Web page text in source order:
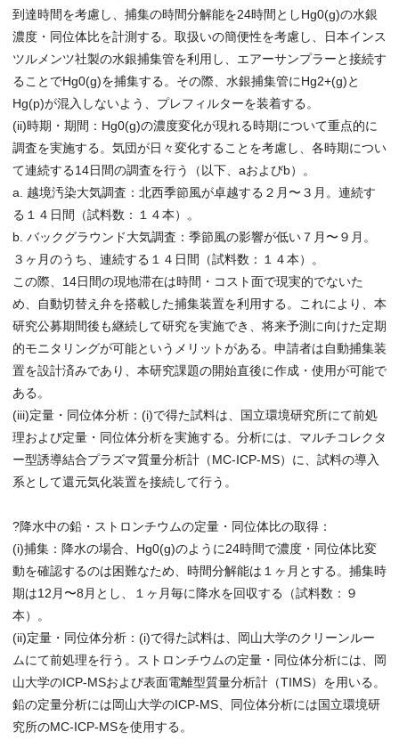
到達時間を考慮し、捕集の時間分解能を24時間としHg0(g)の水銀
濃度・同位体比を計測する。取扱いの簡便性を考慮し、日本インス
ツルメンツ社製の水銀捕集管を利用し、エアーサンプラーと接続す
ることでHg0(g)を捕集する。その際、水銀捕集管にHg2+(g)と
Hg(p)が混入しないよう、プレフィルターを装着する。
(ii)時期・期間：Hg0(g)の濃度変化が現れる時期について重点的に
調査を実施する。気団が日々変化することを考慮し、各時期につい
て連続する14日間の調査を行う（以下、aおよびb）。
a. 越境汚染大気調査：北西季節風が卓越する２月〜３月。連続す
る１４日間（試料数：１４本）。
b. バックグラウンド大気調査：季節風の影響が低い７月〜９月。
３ヶ月のうち、連続する１４日間（試料数：１４本）。
この際、14日間の現地滞在は時間・コスト面で現実的でないた
め、自動切替え弁を搭載した捕集装置を利用する。これにより、本
研究公募期間後も継続して研究を実施でき、将来予測に向けた定期
的モニタリングが可能というメリットがある。申請者は自動捕集装
置を設計済みであり、本研究課題の開始直後に作成・使用が可能で
ある。
(iii)定量・同位体分析：(i)で得た試料は、国立環境研究所にて前処
理および定量・同位体分析を実施する。分析には、マルチコレクタ
ー型誘導結合プラズマ質量分析計（MC-ICP-MS）に、試料の導入
系として還元気化装置を接続して行う。
?降水中の鉛・ストロンチウムの定量・同位体比の取得：
(i)捕集：降水の場合、Hg0(g)のように24時間で濃度・同位体比変
動を確認するのは困難なため、時間分解能は１ヶ月とする。捕集時
期は12月〜8月とし、１ヶ月毎に降水を回収する（試料数：９
本）。
(ii)定量・同位体分析：(i)で得た試料は、岡山大学のクリーンルー
ムにて前処理を行う。ストロンチウムの定量・同位体分析には、岡
山大学のICP-MSおよび表面電離型質量分析計（TIMS）を用いる。
鉛の定量分析には岡山大学のICP-MS、同位体分析には国立環境研
究所のMC-ICP-MSを使用する。